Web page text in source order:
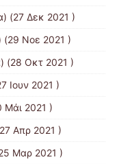
(27 Δεκ 2021 )
(29 Νοε 2021 )
(28 Οκτ 2021 )
Ιουν 2021 )
Μάι 2021 )
Απρ 2021 )
Μαρ 2021 )